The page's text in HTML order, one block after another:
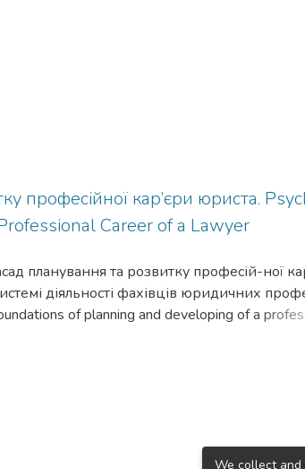
професійної кар’єри юриста.
Career of a Lawyer
планування та розвитку професій-ної
діяльності фахівців юридичних
of planning and developing of a
of legal professionals.
We collect and